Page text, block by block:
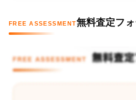
FREE ASSESSMENT無料査定フ